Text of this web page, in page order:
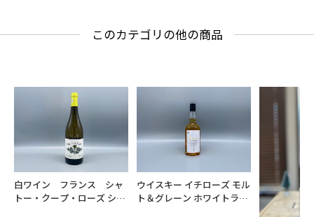
このカテゴリの他の商品
白ワイン フランス シャ
トー・クープ・ローズ シャ
ウイスキー イチローズ モル
ト＆グレーン ホワイトラベ